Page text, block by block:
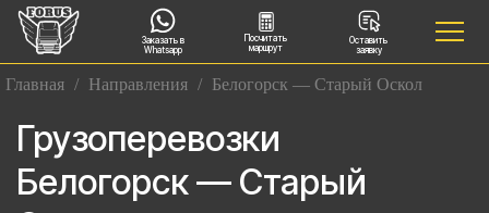
Заказать в
Whatsapp
Посчитать
маршрут
Оставить
заявку
Главная / Направления / Белогорск — Старый Оскол
Грузоперевозки
Белогорск — Старый